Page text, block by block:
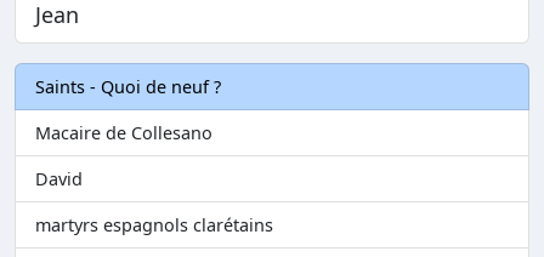
Jean
Saints - Quoi de neuf ?
Macaire de Collesano
David
martyrs espagnols clarétains